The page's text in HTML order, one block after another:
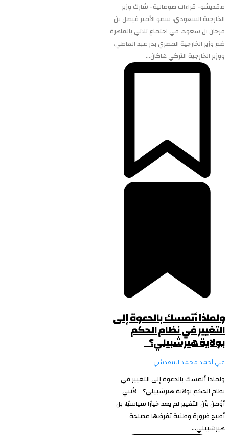
مقديشو- قراءات صومالية- شارك وزير
الخارجية السعودي، سمو الأمير فيصل بن
فرحان آل سعود، في اجتماع ثلاثي بالقاهرة
ضم وزير الخارجية المصري بدر عبد العاطي،
ووزير الخارجية التركي هاكان...
ولماذا أتمسك بالدعوة إلى
التغيير في نظام الحكم
بولاية هيرشبيلي؟
علي أحمد محمد المقدشي
ولماذا أتمسك بالدعوة إلى التغيير في
نظام الحكم بولاية هيرشبيلي؟ لأنني
أؤمن بأن التغيير لم يعد خيارًا سياسيًا، بل
أصبح ضرورة وطنية تفرضها مصلحة
هيرشبيلي...